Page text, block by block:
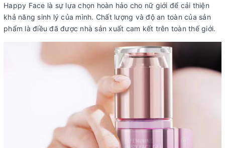
Happy Face là sự lựa chọn hoàn hảo cho nữ giới để cải thiện
khả năng sinh lý của mình. Chất lượng và độ an toàn của sản
phẩm là điều đã được nhà sản xuất cam kết trên toàn thế giới.